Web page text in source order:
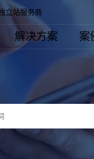
立站服务商
解决方案
案